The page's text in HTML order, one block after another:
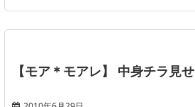
【モア＊モアレ】 中身チラ見せ